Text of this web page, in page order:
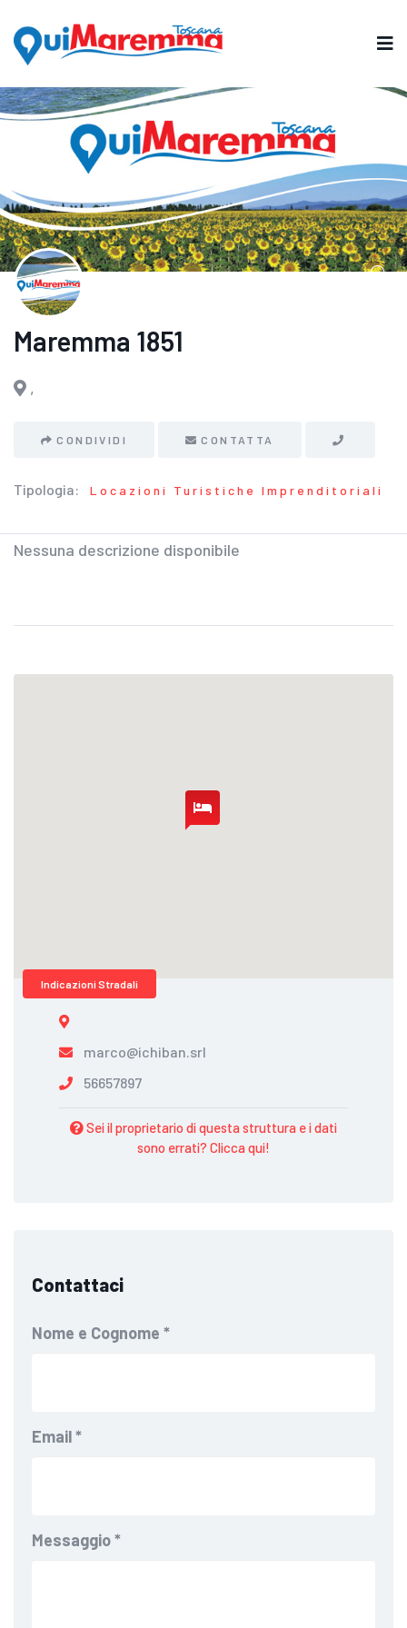
Maremma 1851
,
CONDIVIDI CONTATTA
Tipologia: Locazioni Turistiche Imprenditoriali
Nessuna descrizione disponibile
Indicazioni Stradali
marco@ichiban.srl
56657897
Sei il proprietario di questa struttura e i dati
sono errati? Clicca qui!
Contattaci
Nome e Cognome *
Email*
Messaggio*